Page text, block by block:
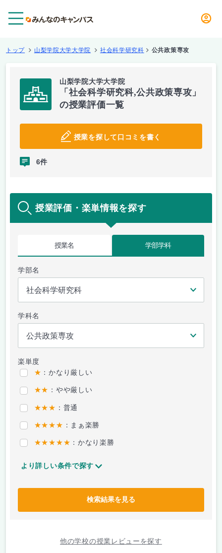
トップ 山梨学院大学大学院 社会科学研究科 公共政策専攻
山梨学院大学大学院
「社会科学研究科,公共政策専攻」
の授業評価一覧
授業を探して口コミを書く
6件
授業評価・楽単情報を探す
授業名 学部学科
学部名
学科名
楽単度
★ ：かなり厳しい
★★ ：やや厳しい
★★★ ：普通
★★★★ ：まぁ楽勝
★★★★★ ：かなり楽勝
より詳しい条件で探す
検索結果を見る
他の学校の授業レビューを探す